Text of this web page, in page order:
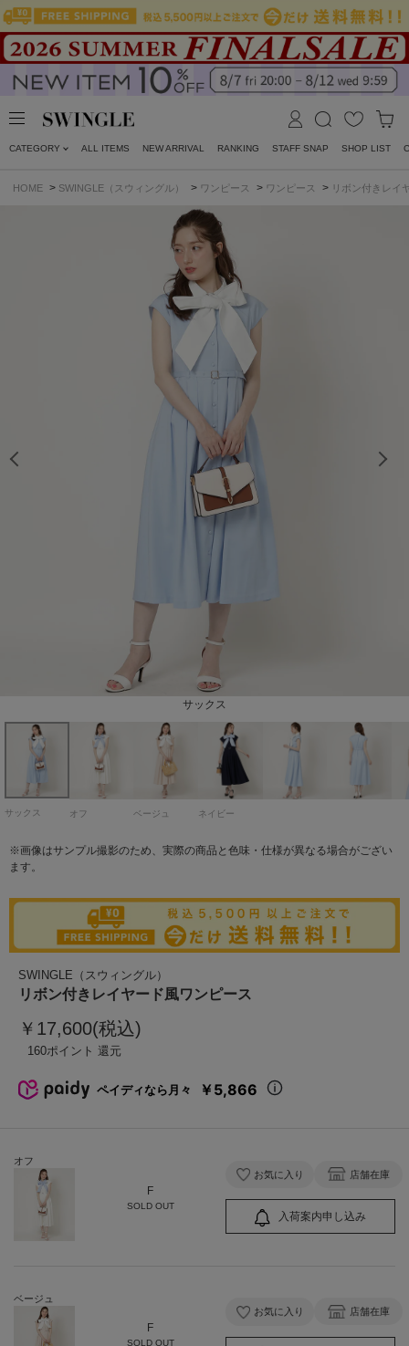
CATEGORY ALL ITEMS NEW ARRIVAL RANKING STAFF SNAP SHOP LIST
HOME > SWINGLE（スウィングル） > ワンピース > ワンピース > リボン付きレイ
サックス
オフ
ベージュ
ネイビー
model：H163cm 着用サイズ：Fサイズ
model：H163cm 着用サイズ：Fサイズ
model：H163cm 着用サイズ：Fサイズ
model：H163cm 着用サイズ：Fサイズ
model：H163cm 着用サイズ：Fサイズ
model：H163cm 着用サイズ：Fサイズ
model：H163cm 着用サイズ：Fサイズ
model：H163cm 着用サイズ：Fサイズ
model：H163cm 着用サイズ：Fサイズ
model：H163cm 着用サイズ：Fサイズ
model：H163cm 着用サイズ：Fサイズ
model：H163cm 着用サイズ：Fサイズ
model：H163cm 着用サイズ：Fサイズ
model：H163cm 着用サイズ：Fサイズ
model：H163cm 着用サイズ：Fサイズ
model：H163cm 着用サイズ：Fサイズ
model：H163cm 着用サイズ：Fサイズ
model：H163cm 着用サイズ：Fサイズ
model：H163cm 着用サイズ：Fサイズ
model：H163cm 着用サイズ：Fサイズ
model：H163cm 着用サイズ：Fサイズ
model：H163cm 着用サイズ：Fサイズ
model：H163cm 着用サイズ：Fサイズ
model：H163cm 着用サイズ：Fサイズ
サックス オフ ベージュ ネイビー
※画像はサンプル撮影のため、実際の商品と色味・仕様が異なる場合がござい
ます。
SWINGLE（スウィングル）
リボン付きレイヤード風ワンピース
￥17,600(税込)
160
オフ
F
SOLD OUT
お気に入り 店舗在庫
入荷案内申し込み
ベージュ
F
SOLD OUT
お気に入り 店舗在庫
ペイディなら月々 ￥5,866